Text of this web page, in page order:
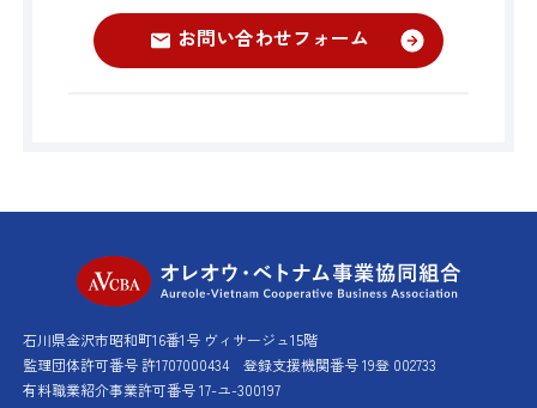
お問い合わせフォーム
オレオウ
石川県金沢市昭和町16番1号 ヴィサージュ15階
監理団体許可番号 許1707000434登録支援機関番号 19登 002733
有料職業紹介事業許可番号 17-ユ-300197